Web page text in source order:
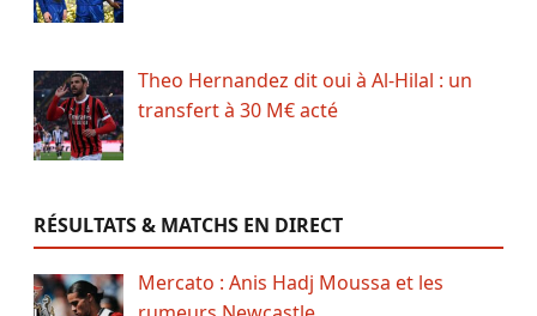
Theo Hernandez dit oui à Al-Hilal : un
transfert à 30 M€ acté
RÉSULTATS & MATCHS EN DIRECT
Mercato : Anis Hadj Moussa et les